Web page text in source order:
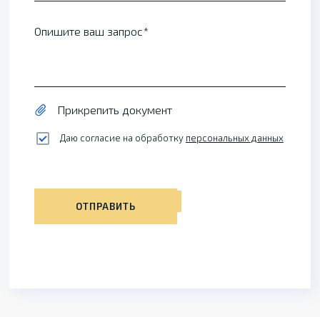
Опишите ваш запрос
Прикрепить документ
Даю согласие на обработку персональных данных
ОТПРАВИТЬ